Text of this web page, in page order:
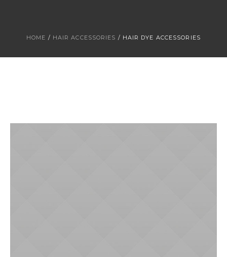
HOME / HAIR ACCESSORIES / HAIR DYE ACCESSORIES